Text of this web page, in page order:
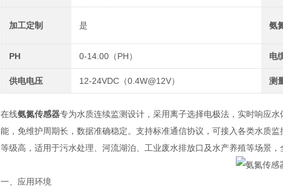
加工定制 是 氨
PH 0-14.00（PH） 电
供电电压 12-24VDC（0.4W@12V） 测
在线氨氮传感器专为水质连续监测设计，采用离子选择电极法，实时响应
能，免维护周期长，数据准确稳定。支持标准通信协议，可接入各类水质
等级高，适用于污水处理、河流湖泊、工业废水排放口及水产养殖等场景，
一、应用环境